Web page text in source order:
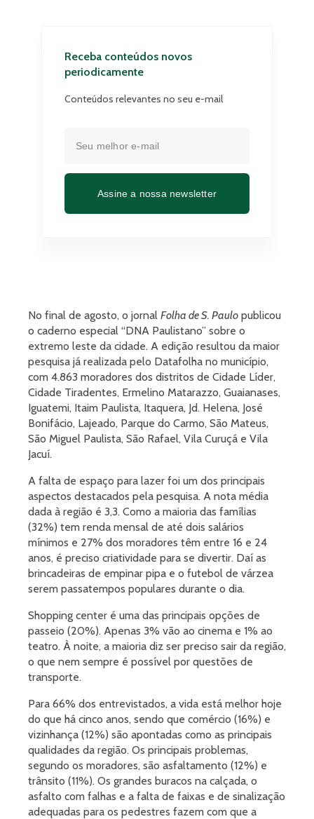
No final de agosto, o jornal Folha de S. Paulo publicou
o caderno especial “DNA Paulistano” sobre o
extremo leste da cidade. A edição resultou da maior
pesquisa já realizada pelo Datafolha no município,
com 4.863 moradores dos distritos de Cidade Líder,
Cidade Tiradentes, Ermelino Matarazzo, Guaianases,
Iguatemi, Itaim Paulista, Itaquera, Jd. Helena, José
Bonifácio, Lajeado, Parque do Carmo, São Mateus,
São Miguel Paulista, São Rafael, Vila Curuçá e Vila
Jacuí.
A falta de espaço para lazer foi um dos principais
aspectos destacados pela pesquisa. A nota média
dada à região é 3,3. Como a maioria das famílias
(32%) tem renda mensal de até dois salários
mínimos e 27% dos moradores têm entre 16 e 24
anos, é preciso criatividade para se divertir. Daí as
brincadeiras de empinar pipa e o futebol de várzea
serem passatempos populares durante o dia.
Shopping center é uma das principais opções de
passeio (20%). Apenas 3% vão ao cinema e 1% ao
teatro. À noite, a maioria diz ser preciso sair da região,
o que nem sempre é possível por questões de
transporte.
Para 66% dos entrevistados, a vida está melhor hoje
do que há cinco anos, sendo que comércio (16%) e
vizinhança (12%) são apontadas como as principais
qualidades da região. Os principais problemas,
segundo os moradores, são asfaltamento (12%) e
trânsito (11%). Os grandes buracos na calçada, o
asfalto com falhas e a falta de faixas e de sinalização
adequadas para os pedestres fazem com que a
Receba conteúdos novos
periodicamente
Conteúdos relevantes no seu e-mail
Assine a nossa newsletter